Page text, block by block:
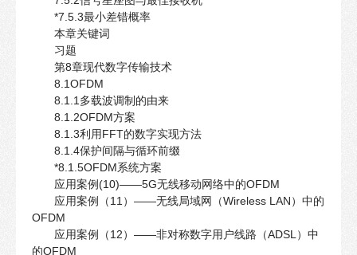
*7.5.3最小差错概率
本章关键词
习题
第8章现代数字传输技术
8.1OFDM
8.1.1多载波调制的由来
8.1.2OFDM方案
8.1.3利用FFT的数字实现方法
8.1.4保护间隔与循环前缀
*8.1.5OFDM系统方案
应用案例(10)——5G无线移动网络中的OFDM
应用案例（11）——无线局域网（Wireless LAN）中的
OFDM
应用案例（12）——非对称数字用户线路（ADSL）中
的OFDM